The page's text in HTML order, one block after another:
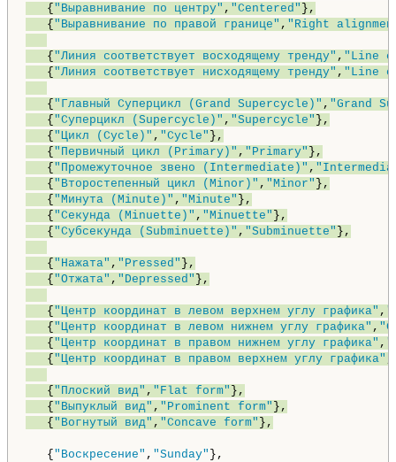
{ "Выравнивание по центру" , "Centered" },
{ "Выравнивание по правой границе" , "Right
{ "Линия соответствует восходящему тренду" , "Line
{ "Линия соответствует нисходящему тренду" , "Line
{ "Главный Суперцикл (Grand Supercycle)" , "Grand
{ "Суперцикл (Supercycle)" , "Supercycle" },
{ "Цикл (Cycle)" , "Cycle" },
{ "Первичный цикл (Primary)" , "Primary" },
{ "Промежуточное звено (Intermediate)" ,
{ "Второстепенный цикл (Minor)" , "Minor" },
{ "Минута (Minute)" , "Minute" },
{ "Секунда (Minuette)" , "Minuette" },
{ "Субсекунда (Subminuette)" , "Subminuette" },
{ "Нажата" , "Pressed" },
{ "Отжата" , "Depressed" },
{ "Центр координат в левом верхнем углу графика" ,
{ "Центр координат в левом нижнем углу графика" ,
{ "Центр координат в правом нижнем углу графика" ,
{ "Центр координат в правом верхнем углу графика"
{ "Плоский вид" , "Flat form" },
{ "Выпуклый вид" , "Prominent form" },
{ "Вогнутый вид" , "Concave form" },
{ "Воскресение" , "Sunday" },